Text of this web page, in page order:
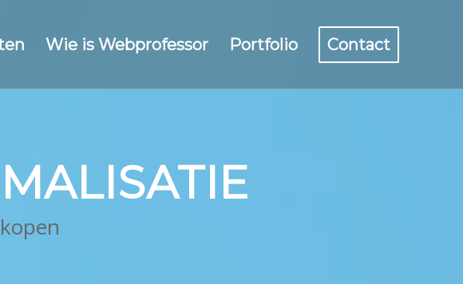
Wie is Webprofessor Portfolio Contact